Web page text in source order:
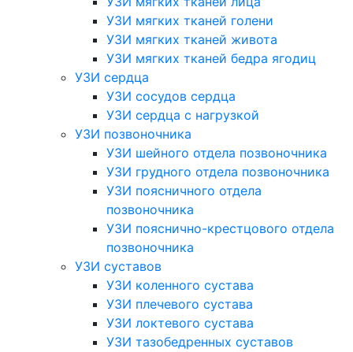
УЗИ мягких тканей голени
УЗИ мягких тканей живота
УЗИ мягких тканей бедра ягодиц
УЗИ сердца
УЗИ сосудов сердца
УЗИ сердца с нагрузкой
УЗИ позвоночника
УЗИ шейного отдела позвоночника
УЗИ грудного отдела позвоночника
УЗИ поясничного отдела
позвоночника
УЗИ пояснично-крестцового отдела
позвоночника
УЗИ суставов
УЗИ коленного сустава
УЗИ плечевого сустава
УЗИ локтевого сустава
УЗИ тазобедренных суставов